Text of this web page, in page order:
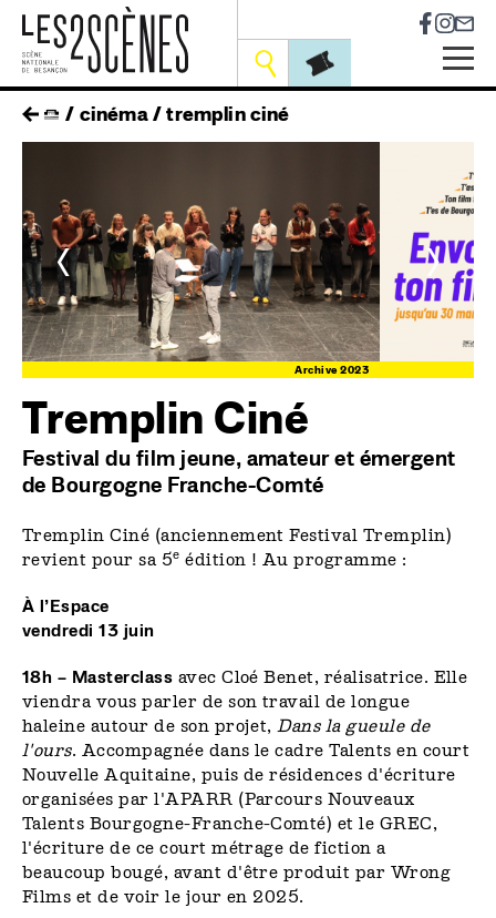
Skip
main
Outils
fil
cinéma tremplin ciné
<
Archive 2023
>
Tremplin Ciné
Festival du film jeune, amateur et émergent
de Bourgogne Franche-Comté
Tremplin Ciné (anciennement Festival Tremplin)
revient pour sa 5e édition ! Au programme :
À l’Espace
vendredi 13 juin
18h – Masterclass avec Cloé Benet, réalisatrice. Elle
viendra vous parler de son travail de longue
haleine autour de son projet, Dans la gueule de
l'ours. Accompagnée dans le cadre Talents en court
Nouvelle Aquitaine, puis de résidences d'écriture
organisées par l'APARR (Parcours Nouveaux
Talents Bourgogne-Franche-Comté) et le GREC,
l'écriture de ce court métrage de fiction a
beaucoup bougé, avant d'être produit par Wrong
Films et de voir le jour en 2025.